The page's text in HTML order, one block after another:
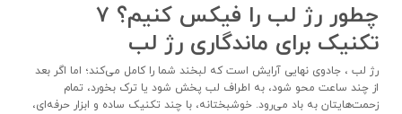
چطور رژ لب را فیکس کنیم؟ ۷
تکنیک برای ماندگاری رژ لب
رژ لب ، جادوی نهایی آرایش است که لبخند شما را کامل می‌کند؛ اما اگر بعد
از چند ساعت محو شود، به اطراف لب پخش شود یا ترک بخورد، تمام
زحمت‌هایتان به باد می‌رود. خوشبختانه، با چند تکنیک ساده و ابزار حرفه‌ای،